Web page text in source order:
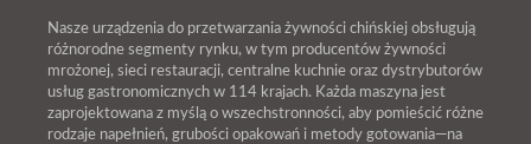
Nasze urządzenia do przetwarzania żywności chińskiej obsługują
różnorodne segmenty rynku, w tym producentów żywności
mrożonej, sieci restauracji, centralne kuchnie oraz dystrybutorów
usług gastronomicznych w 114 krajach. Każda maszyna jest
zaprojektowana z myślą o wszechstronności, aby pomieścić różne
rodzaje napełnień, grubości opakowań i metody gotowania—na